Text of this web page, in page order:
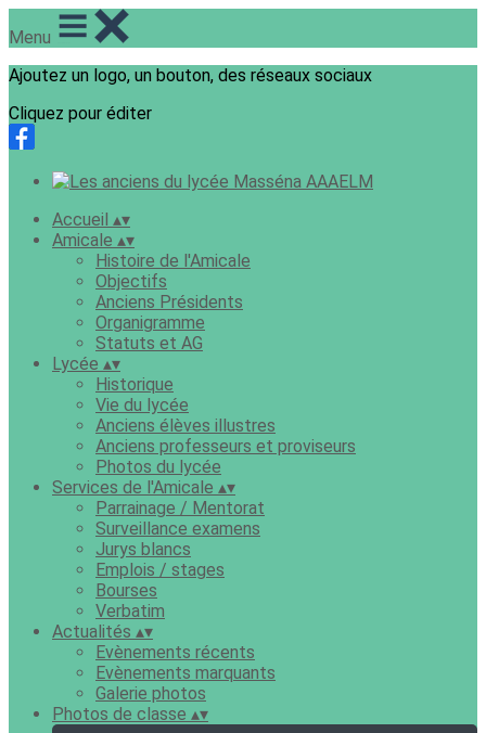
Menu
Ajoutez un logo, un bouton, des réseaux sociaux
Cliquez pour éditer
Accueil ▴▾
Amicale ▴▾
Histoire de l'Amicale
Objectifs
Anciens Présidents
Organigramme
Statuts et AG
Lycée ▴▾
Historique
Vie du lycée
Anciens élèves illustres
Anciens professeurs et proviseurs
Photos du lycée
Services de l'Amicale ▴▾
Parrainage / Mentorat
Surveillance examens
Jurys blancs
Emplois / stages
Bourses
Verbatim
Actualités ▴▾
Evènements récents
Evènements marquants
Galerie photos
Photos de classe ▴▾